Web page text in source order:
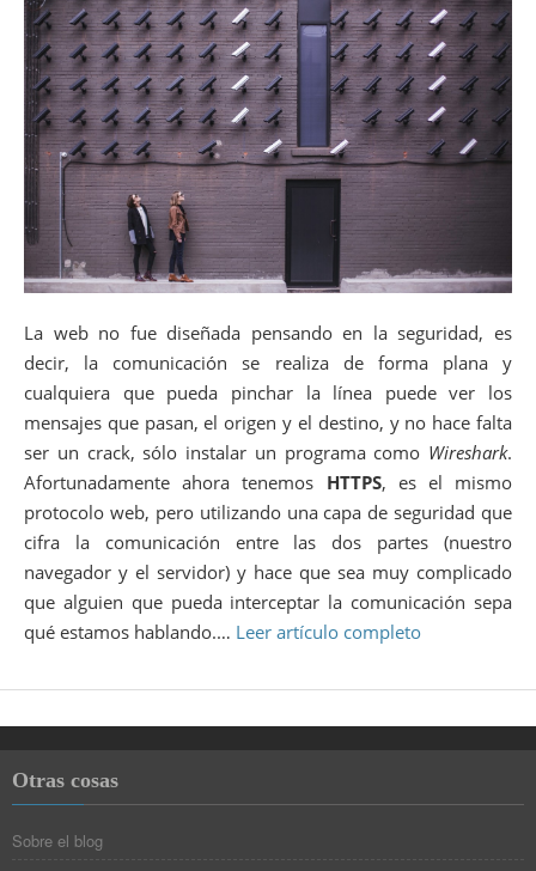
La web no fue diseñada pensando en la seguridad, es
decir, la comunicación se realiza de forma plana y
cualquiera que pueda pinchar la línea puede ver los
mensajes que pasan, el origen y el destino, y no hace falta
ser un crack, sólo instalar un programa como Wireshark.
Afortunadamente ahora tenemos HTTPS, es el mismo
protocolo web, pero utilizando una capa de seguridad que
cifra la comunicación entre las dos partes (nuestro
navegador y el servidor) y hace que sea muy complicado
que alguien que pueda interceptar la comunicación sepa
qué estamos hablando.… Leer artículo completo
Otras cosas
Sobre el blog